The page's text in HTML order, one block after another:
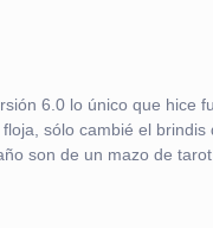
6.0 lo único que hice
sólo cambié el
son de un mazo de